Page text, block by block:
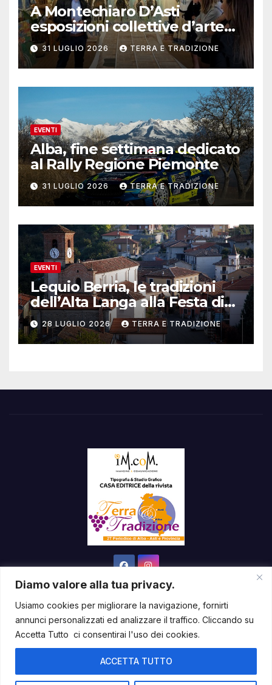
Diamo valore alla tua privacy.
Usiamo cookies per migliorare la navigazione, fornirti
annunci personalizzati ed analizzare il traffico. Cliccando su
Accetta Tutto ci consentirai l'uso dei cookies.
ACCETTA TUTTO
A Montechiaro D’Asti
esposizioni collettive d’arte
contemporanea
31 LUGLIO 2026 TERRA E TRADIZIONE
EVENTI
Alba, fine settimana dedicato
al Rally Regione Piemonte
31 LUGLIO 2026 TERRA E TRADIZIONE
EVENTI
Lequio Berria, le tradizioni
dell’Alta Langa alla Festa di
San lorenzo
28 LUGLIO 2026 TERRA E TRADIZIONE
Sviluppato con orgoglio da WordPress|Tema: News Way di
Themeansar.
Contatti & Newsletter Diventa Partner